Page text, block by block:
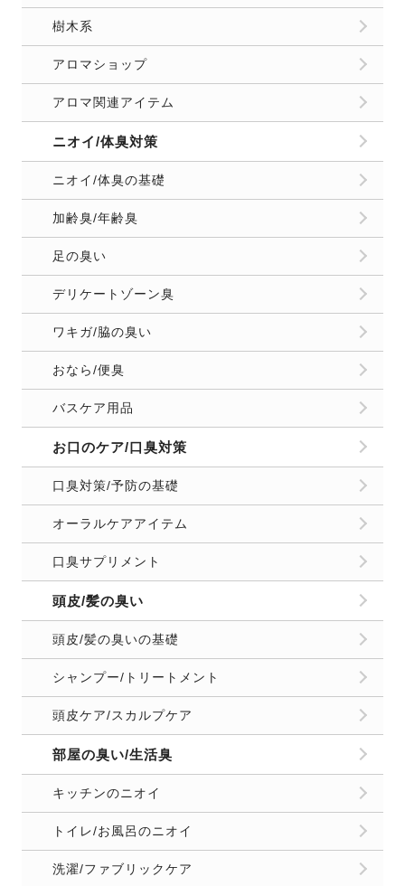
樹木系
アロマショップ
アロマ関連アイテム
ニオイ/体臭対策
ニオイ/体臭の基礎
加齢臭/年齢臭
足の臭い
デリケートゾーン臭
ワキガ/脇の臭い
おなら/便臭
バスケア用品
お口のケア/口臭対策
口臭対策/予防の基礎
オーラルケアアイテム
口臭サプリメント
頭皮/髪の臭い
頭皮/髪の臭いの基礎
シャンプー/トリートメント
頭皮ケア/スカルプケア
部屋の臭い/生活臭
キッチンのニオイ
トイレ/お風呂のニオイ
洗濯/ファブリックケア